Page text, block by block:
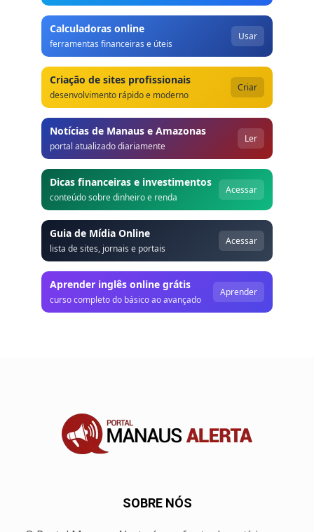
Calculadoras online
ferramentas financeiras e úteis
Usar
Criação de sites profissionais
desenvolvimento rápido e moderno
Criar
Notícias de Manaus e Amazonas
portal atualizado diariamente
Ler
Dicas financeiras e investimentos
conteúdo sobre dinheiro e renda
Acessar
Guia de Mídia Online
lista de sites, jornais e portais
Acessar
Aprender inglês online grátis
curso completo do básico ao avançado
Aprender
SOBRE NÓS